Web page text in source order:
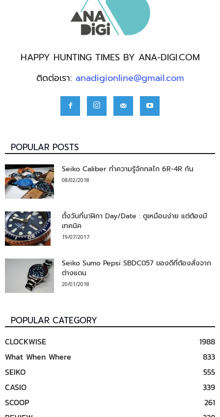
HAPPY HUNTING TIMES BY ANA-DIGI.COM
ติดต่อเรา: anadigionline@gmail.com
POPULAR POSTS
Seiko Caliber ทำความรู้จักกลไก 6R-4R กัน
08/02/2018
ตั้งวันที่นาฬิกา Day/Date : ดูเหมือนง่าย แต่ต้องมี
เทคนิค
19/07/2017
Seiko Sumo Pepsi SBDC057 ของดีที่ต้องสั่งจาก
ต่างแดน
20/01/2018
POPULAR CATEGORY
CLOCKWISE
1988
What When Where
833
SEIKO
555
CASIO
339
SCOOP
261